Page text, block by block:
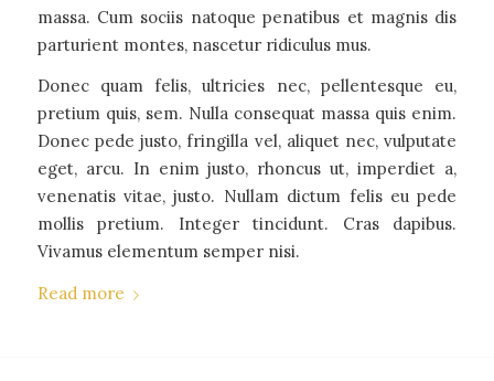
massa. Cum sociis natoque penatibus et magnis dis
parturient montes, nascetur ridiculus mus.
Donec quam felis, ultricies nec, pellentesque eu,
pretium quis, sem. Nulla consequat massa quis enim.
Donec pede justo, fringilla vel, aliquet nec, vulputate
eget, arcu. In enim justo, rhoncus ut, imperdiet a,
venenatis vitae, justo. Nullam dictum felis eu pede
mollis pretium. Integer tincidunt. Cras dapibus.
Vivamus elementum semper nisi.
Read more